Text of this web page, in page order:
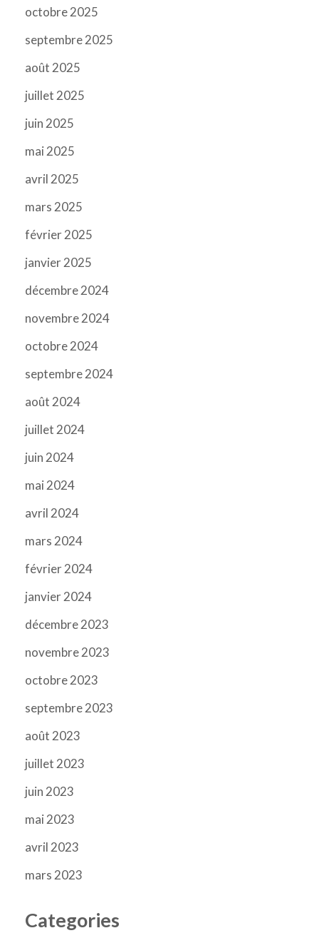
octobre 2025
septembre 2025
août 2025
juillet 2025
juin 2025
mai 2025
avril 2025
mars 2025
février 2025
janvier 2025
décembre 2024
novembre 2024
octobre 2024
septembre 2024
août 2024
juillet 2024
juin 2024
mai 2024
avril 2024
mars 2024
février 2024
janvier 2024
décembre 2023
novembre 2023
octobre 2023
septembre 2023
août 2023
juillet 2023
juin 2023
mai 2023
avril 2023
mars 2023
Categories